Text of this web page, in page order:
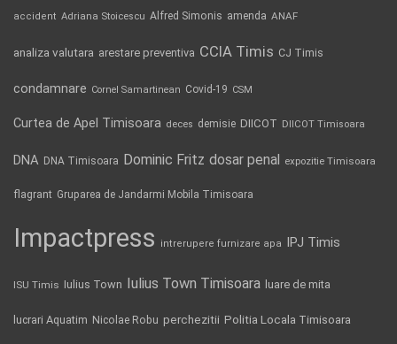
accident Adriana Stoicescu Alfred Simonis amenda ANAF
analiza valutara arestare preventiva CCIA Timis CJ Timis
condamnare Cornel Samartinean Covid-19 CSM
Curtea de Apel Timisoara deces demisie DIICOT DIICOT Timisoara
DNA DNA Timisoara Dominic Fritz dosar penal expozitie Timisoara
flagrant Gruparea de Jandarmi Mobila Timisoara
Impactpress intrerupere furnizare apa IPJ Timis
ISU Timis Iulius Town Iulius Town Timisoara luare de mita
lucrari Aquatim Nicolae Robu perchezitii Politia Locala Timisoara